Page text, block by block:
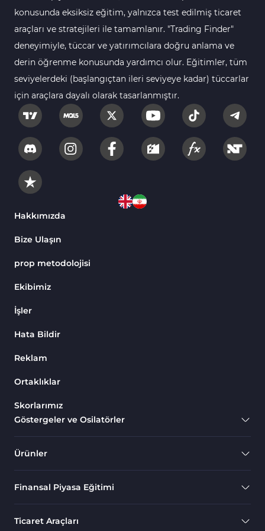
Göstergeleri
Intraday MT4 Göstergeleri 344
MetaTrader 4’te
DrawdownGöstergeleri
Binary Options MT4
Göstergeleri
Öncü MT4 Göstergeleri 75
Akıllı Para MT4 Göstergeleri 74
Destek ve Direnç MT4
Harmonik MT4 Göstergeleri
Aşırı Alım ve Aşırı Satım MT4
Göstergeleri
MetaTrader 4 için Fibonacci
Göstergeleri
Bantlar ve Kanallar MT4
Göstergeleri
Kurumsal Hisse Piyasası MT4
MT4 için Hareketli Göstergeleri
Scalping MT4 Göstergeleri
Göstergeleri
konusunda eksiksiz eğitim, yalnızca test edilmiş ticaret
araçları ve stratejileri ile tamamlanır. "Trading Finder"
deneyimiyle, tüccar ve yatırımcılara doğru anlama ve
derin öğrenme konusunda yardımcı olur. Eğitimler, tüm
seviyelerdeki (başlangıçtan ileri seviyeye kadar) tüccarlar
için araçlara dayalı olarak tasarlanmıştır.
Hakkımızda
Bize Ulaşın
prop metodolojisi
Ekibimiz
İşler
Hata Bildir
Reklam
Ortaklıklar
Skorlarımız
Göstergeler ve Osilatörler
Ürünler
Finansal Piyasa Eğitimi
Ticaret Araçları